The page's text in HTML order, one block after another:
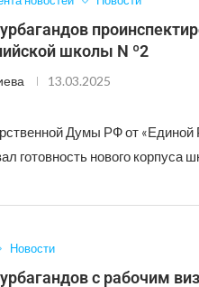
школы N º2
13.03.2025
Думы РФ от «Единой
готовность нового
Новости
с рабочим